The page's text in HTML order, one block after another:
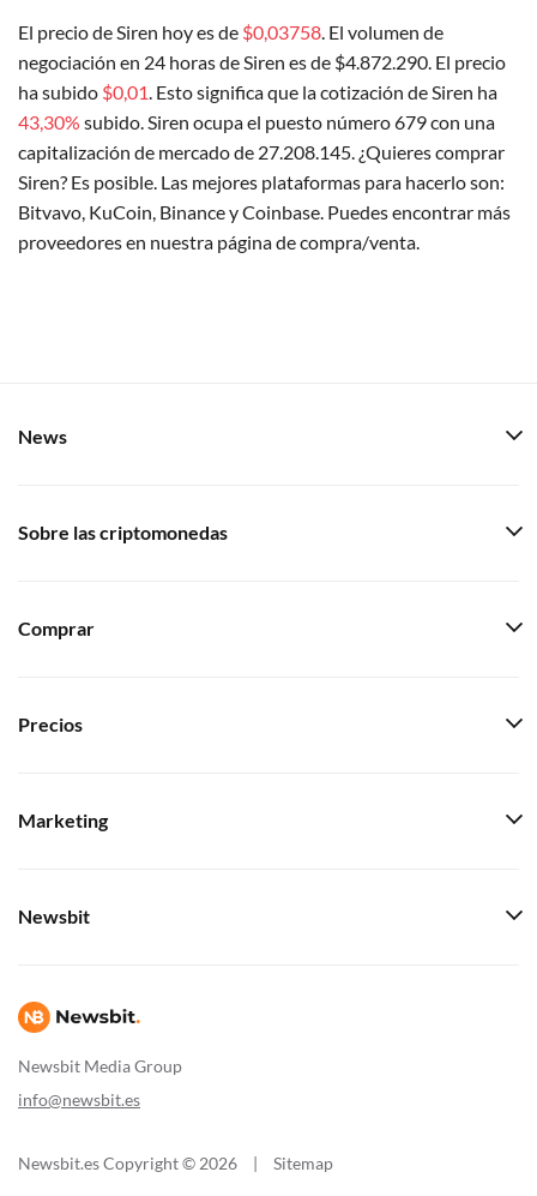
El precio de Siren hoy es de $0,03758. El volumen de
negociación en 24 horas de Siren es de $4.872.290. El precio
ha subido $0,01. Esto significa que la cotización de Siren ha
43,30% subido. Siren ocupa el puesto número 679 con una
capitalización de mercado de 27.208.145. ¿Quieres comprar
Siren? Es posible. Las mejores plataformas para hacerlo son:
Bitvavo, KuCoin, Binance y Coinbase. Puedes encontrar más
proveedores en nuestra página de compra/venta.
Newsbit Media Group
info@newsbit.es
News
Sobre las criptomonedas
Comprar
Precios
Marketing
Newsbit
Newsbit.es Copyright © 2026 | Sitemap